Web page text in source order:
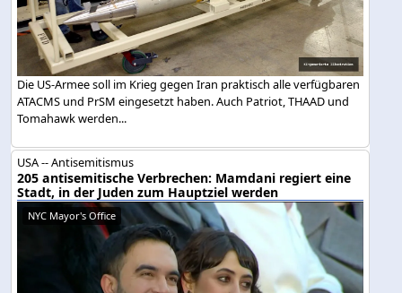
Die US-Armee soll im Krieg gegen Iran praktisch alle verfügbaren
ATACMS und PrSM eingesetzt haben. Auch Patriot, THAAD und
Tomahawk werden...
USA -- Antisemitismus
205 antisemitische Verbrechen: Mamdani regiert eine
Stadt, in der Juden zum Hauptziel werden
NYC Mayor's Office